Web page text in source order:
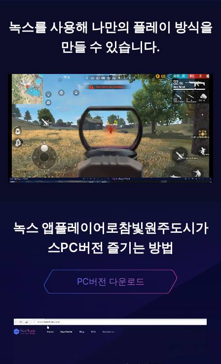
녹스를 사용해 나만의 플레이 방식을
만들 수 있습니다.
녹스 앱플레이어로참빛원주도시가
스PC버전 즐기는 방법
PC버전 다운로드